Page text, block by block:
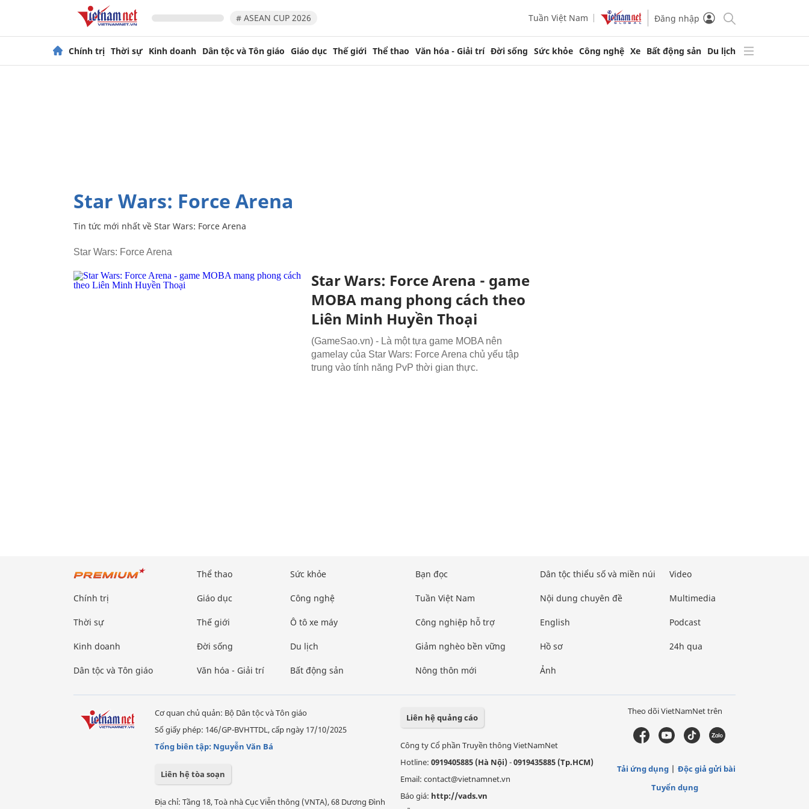
# ASEAN CUP 2026 Tuần Việt Nam Đăng nhập
Chính trị Thời sự Kinh doanh Dân tộc và Tôn giáo Giáo dục Thế giới Thể thao Văn hóa - Giải trí Đời sống Sức khỏe Công nghệ Xe Bất động sản Du lịch
Star Wars: Force Arena
Tin tức mới nhất về Star Wars: Force Arena
Star Wars: Force Arena
Star Wars: Force Arena - game
MOBA mang phong cách theo
Liên Minh Huyền Thoại
(GameSao.vn) - Là một tựa game MOBA nên
gamelay của Star Wars: Force Arena chủ yếu tập
trung vào tính năng PvP thời gian thực.
Chính trị
Thời sự
Kinh doanh
Dân tộc và Tôn giáo
Thể thao
Giáo dục
Thế giới
Đời sống
Văn hóa - Giải trí
Sức khỏe
Công nghệ
Ô tô xe máy
Du lịch
Bất động sản
Bạn đọc
Tuần Việt Nam
Công nghiệp hỗ trợ
Giảm nghèo bền vững
Nông thôn mới
Dân tộc thiểu số và miền núi
Nội dung chuyên đề
English
Hồ sơ
Ảnh
Video
Multimedia
Podcast
24h qua
Cơ quan chủ quản: Bộ Dân tộc và Tôn giáo
Số giấy phép: 146/GP-BVHTTDL, cấp ngày 17/10/2025
Tổng biên tập: Nguyễn Văn Bá
Liên hệ tòa soạn
Địa chỉ: Tầng 18, Toà nhà Cục Viễn thông (VNTA), 68 Dương Đình
Liên hệ quảng cáo
Công ty Cổ phần Truyền thông VietNamNet
Hotline: 0919405885 (Hà Nội)-0919435885 (Tp.HCM)
Email: contact@vietnamnet.vn
Báo giá: http://vads.vn
Theo dõi VietNamNet trên
Tải ứng dụng
Độc giả gửi bài
Tuyển dụng